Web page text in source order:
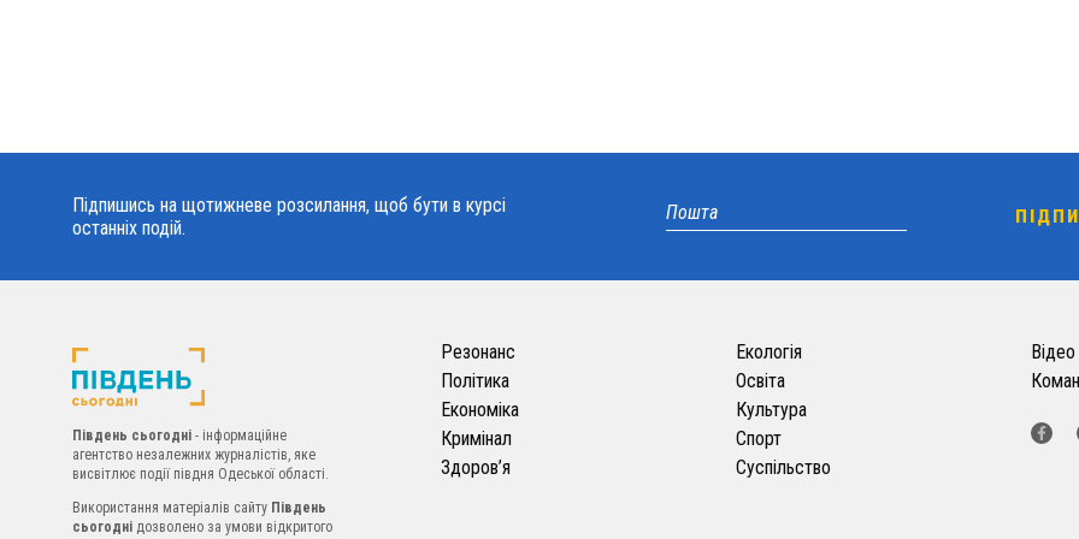
Підпишись на щотижневе розсилання, щоб бути в курсі
останніх подій.
Південь сьогодні - інформаційне
агентство незалежних журналістів, яке
висвітлює події півдня Одеської області.
Використання матеріалів сайту Південь
сьогодні дозволено за умови відкритого
Резонанс
Політика
Економіка
Кримінал
Здоров’я
Екологія
Освіта
Культура
Спорт
Суспільство
Відео